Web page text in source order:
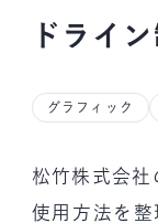
ドライ
グラフィック
松竹株式会社
使用方法を